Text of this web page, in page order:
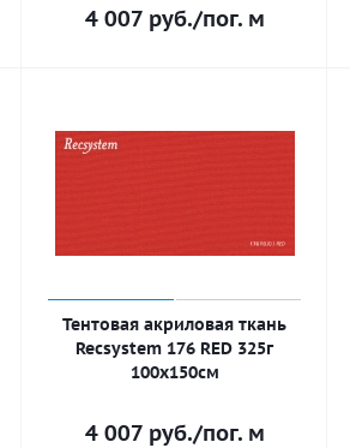
4 007руб./пог. м
Тентовая акриловая ткань
Recsystem 176 RED 325г
100х150см
4 007руб./пог. м